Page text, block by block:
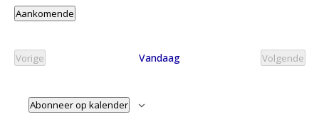
Aankomende
datum.
Vorige
Evenementen
Vandaag
Volgende
Abonneer op kalender